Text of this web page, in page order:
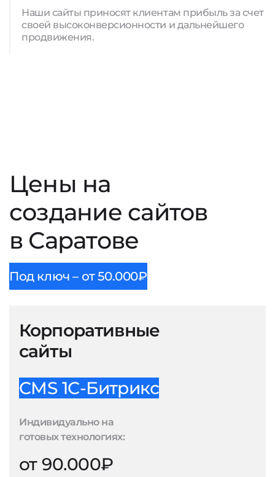
Наши сайты приносят клиентам прибыль за счет
своей высоконверсионности и дальнейшего
продвижения.
Цены на
создание сайтов
в Саратове
Под ключ – от 50.000₽
Корпоративные
сайты
CMS 1С-Битрикс
Индивидуально на
готовых технологиях:
от 90.000₽